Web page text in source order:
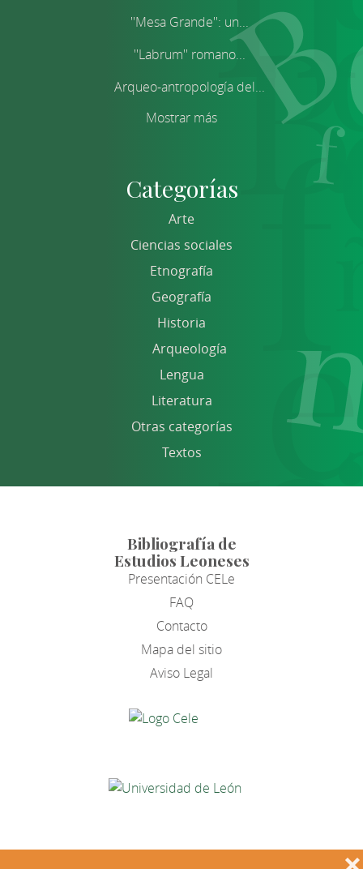
''Mesa Grande'': un...
''Labrum'' romano...
Arqueo-antropología del...
Mostrar más
Categorías
Arte
Ciencias sociales
Etnografía
Geografía
Historia
Arqueología
Lengua
Literatura
Otras categorías
Textos
Bibliografía de
Estudios Leoneses
Presentación CELe
FAQ
Contacto
Mapa del sitio
Aviso Legal